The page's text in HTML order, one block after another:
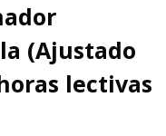
(Ajustado
lectivas